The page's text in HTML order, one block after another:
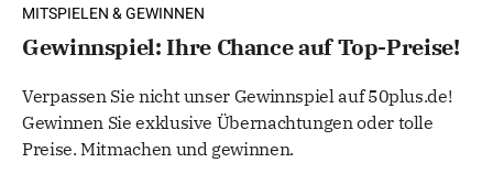
MITSPIELEN & GEWINNEN
Gewinnspiel: Ihre Chance auf Top-Preise!
Verpassen Sie nicht unser Gewinnspiel auf 50plus.de!
Gewinnen Sie exklusive Übernachtungen oder tolle
Preise. Mitmachen und gewinnen.